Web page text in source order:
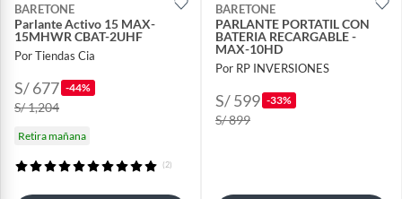
BARETONE
Parlante Activo 15 MAX-
15MHWR CBAT-2UHF
Por Tiendas Cia
S/ 677 -44%
S/ 1,204
Retira mañana
(2)
BARETONE
PARLANTE PORTATIL CON
BATERIA RECARGABLE -
MAX-10HD
Por RP INVERSIONES
S/ 599 -33%
S/ 899